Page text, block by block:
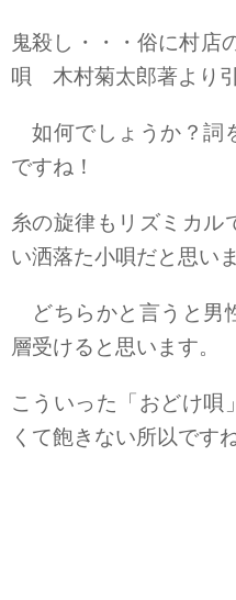
鬼殺し・・・俗に村
唄 木村菊太郎著より
如何でしょうか？詞
ですね！
糸の旋律もリズミカル
い洒落た小唄だと思いま
どちらかと言うと男
層受けると思います。
こういった「おどけ唄
くて飽きない所以ですね